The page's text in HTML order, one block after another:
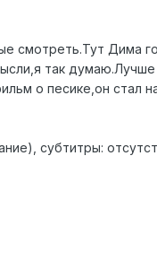
смотреть.Тут Дима
так
о песике,он стал
cубтитры: